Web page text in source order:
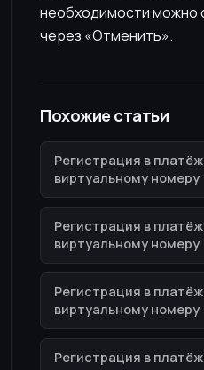
необходимости можно
через «Отменить».
Похожие статьи
Регистрация в
виртуальному номеру
Регистрация в
виртуальному номеру
Регистрация в
виртуальному номеру
Регистрация в